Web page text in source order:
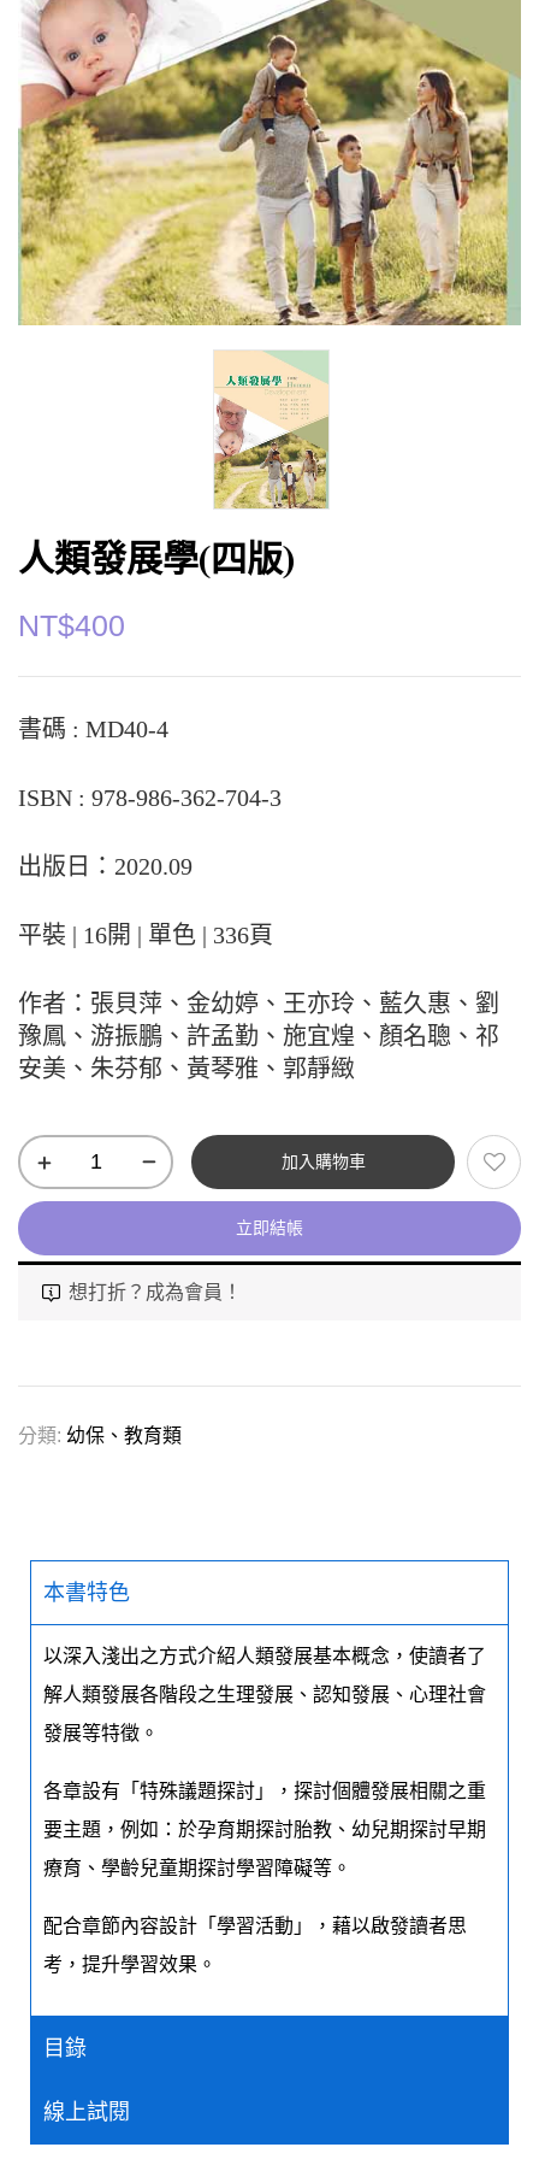
人類發展學(四版)
NT$400
書碼 : MD40-4
ISBN : 978-986-362-704-3
出版日：2020.09
平裝 | 16開 | 單色 | 336頁
作者：張貝萍、金幼婷、王亦玲、藍久惠、劉
豫鳳、游振鵬、許孟勤、施宜煌、顏名聰、祁
安美、朱芬郁、黃琴雅、郭靜緻
加入購物車
立即結帳
想打折？成為會員！
分類: 幼保、教育類
本書特色
以深入淺出之方式介紹人類發展基本概念，使讀者了
解人類發展各階段之生理發展、認知發展、心理社會
發展等特徵。
各章設有「特殊議題探討」，探討個體發展相關之重
要主題，例如：於孕育期探討胎教、幼兒期探討早期
療育、學齡兒童期探討學習障礙等。
配合章節內容設計「學習活動」，藉以啟發讀者思
考，提升學習效果。
目錄
線上試閱